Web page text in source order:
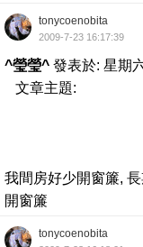
tonycoenobita
2009-7-23 16:17:39
^瑩瑩^ 發表於: 星期
文章主題:
我間房好少開窗簾,
開窗簾
tonycoenobita